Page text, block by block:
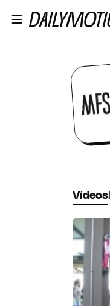
Vídeos